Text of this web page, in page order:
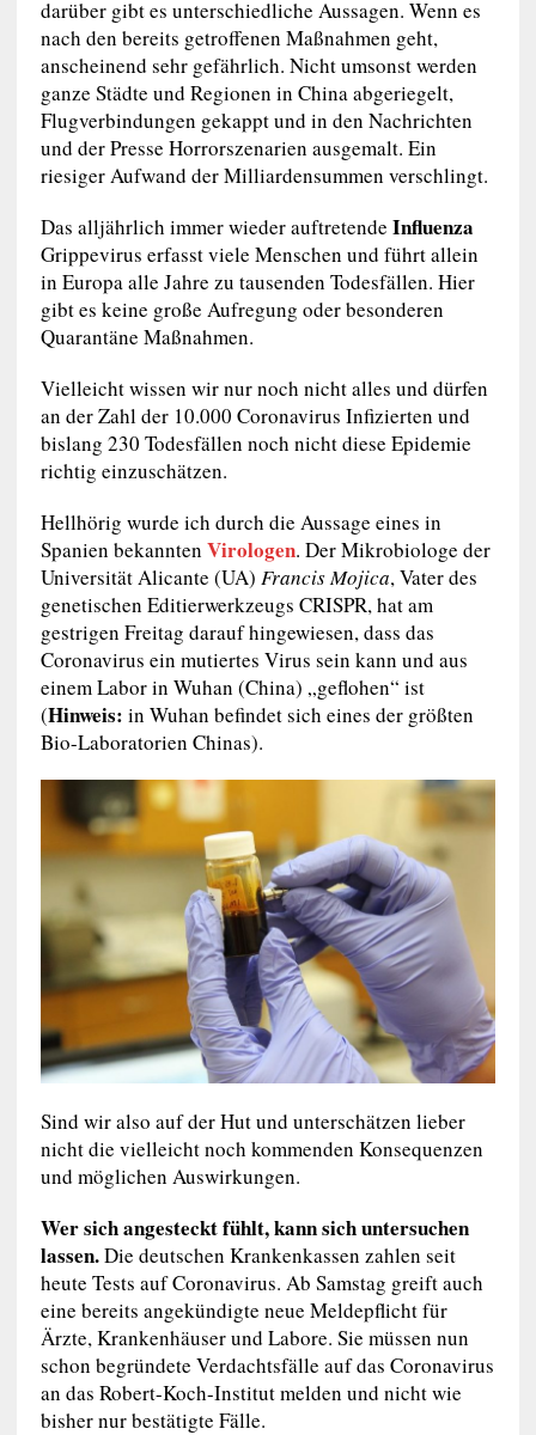
darüber gibt es unterschiedliche Aussagen. Wenn es
nach den bereits getroffenen Maßnahmen geht,
anscheinend sehr gefährlich. Nicht umsonst werden
ganze Städte und Regionen in China abgeriegelt,
Flugverbindungen gekappt und in den Nachrichten
und der Presse Horrorszenarien ausgemalt. Ein
riesiger Aufwand der Milliardensummen verschlingt.
Das alljährlich immer wieder auftretende Influenza
Grippevirus erfasst viele Menschen und führt allein
in Europa alle Jahre zu tausenden Todesfällen. Hier
gibt es keine große Aufregung oder besonderen
Quarantäne Maßnahmen.
Vielleicht wissen wir nur noch nicht alles und dürfen
an der Zahl der 10.000 Coronavirus Infizierten und
bislang 230 Todesfällen noch nicht diese Epidemie
richtig einzuschätzen.
Hellhörig wurde ich durch die Aussage eines in
Spanien bekannten Virologen. Der Mikrobiologe der
Universität Alicante (UA) Francis Mojica, Vater des
genetischen Editierwerkzeugs CRISPR, hat am
gestrigen Freitag darauf hingewiesen, dass das
Coronavirus ein mutiertes Virus sein kann und aus
einem Labor in Wuhan (China) „geflohen“ ist
(Hinweis: in Wuhan befindet sich eines der größten
Bio-Laboratorien Chinas).
Sind wir also auf der Hut und unterschätzen lieber
nicht die vielleicht noch kommenden Konsequenzen
und möglichen Auswirkungen.
Wer sich angesteckt fühlt, kann sich untersuchen
lassen.Die deutschen Krankenkassen zahlen seit
heute Tests auf Coronavirus. Ab Samstag greift auch
eine bereits angekündigte neue Meldepflicht für
Ärzte, Krankenhäuser und Labore. Sie müssen nun
schon begründete Verdachtsfälle auf das Coronavirus
an das Robert-Koch-Institut melden und nicht wie
bisher nur bestätigte Fälle.